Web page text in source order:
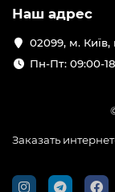
Наш адрес
02099, м. Київ,
Пн-Пт: 09:00-
Заказать